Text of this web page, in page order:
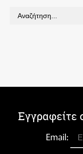
Search
for:
Εγγραφείτε
Email: